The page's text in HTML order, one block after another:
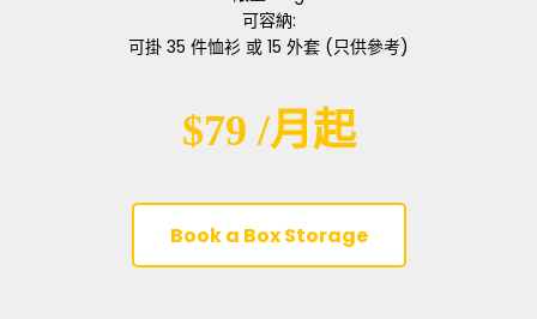
可容納:
可掛 35 件恤衫 或 15 外套 (只供參考)
$79 /月起
Book a Box Storage